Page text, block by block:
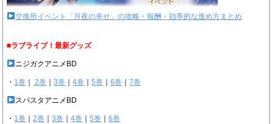
交換所イベント「月夜の幸せ」の攻略・報酬・効率的な進め方まとめ
■ラブライブ！最新グッズ
ニジガクアニメBD
・ 1巻 2巻 ｜3巻 ｜4巻 ｜5巻 ｜6巻 ｜7巻
スパスタアニメBD
・ 1巻 ｜2巻 ｜3巻 ｜4巻 ｜5巻 ｜6巻